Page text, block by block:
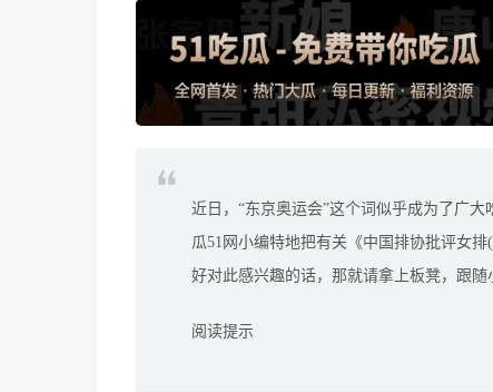
近日，“东京奥运会”这个词似乎成为了广
瓜51网小编特地把有关《中国排协批评女
好对此感兴趣的话，那就请拿上板凳，跟随
阅读提示